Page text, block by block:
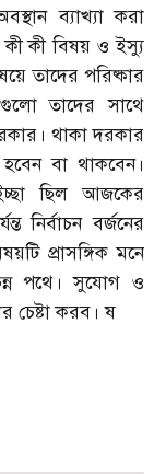
ব্যাখ্যা করা
কী কী বিষয় ও ইস্যু
তাদের পরিষ্কার
তাদের সাথে
থাকা দরকার
বা থাকবেন।
ছিল আজকের
নির্বাচন বর্জনের
প্রাসঙ্গিক মনে
পথে। সুযোগ ও
চেষ্টা করব। ষ